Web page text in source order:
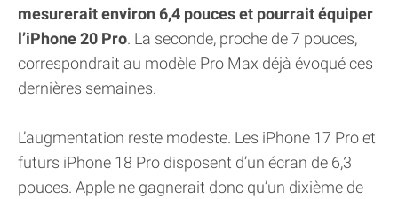
mesurerait environ 6,4 pouces et pourrait équiper
l’iPhone 20 Pro. La seconde, proche de 7 pouces,
correspondrait au modèle Pro Max déjà évoqué ces
dernières semaines.
L’augmentation reste modeste. Les iPhone 17 Pro et
futurs iPhone 18 Pro disposent d’un écran de 6,3
pouces. Apple ne gagnerait donc qu’un dixième de